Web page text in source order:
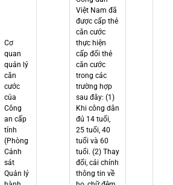
Cơ
quan
quản lý
căn
cước
của
Công
an cấp
tỉnh
(Phòng
Cảnh
sát
Quản lý
Việt Nam đã
được cấp thẻ
căn cước
thực hiện
cấp đổi thẻ
căn cước
trong các
trường hợp
sau đây: (1)
Khi công dân
đủ 14 tuổi,
25 tuổi, 40
tuổi và 60
tuổi. (2) Thay
đổi, cải chính
thông tin về